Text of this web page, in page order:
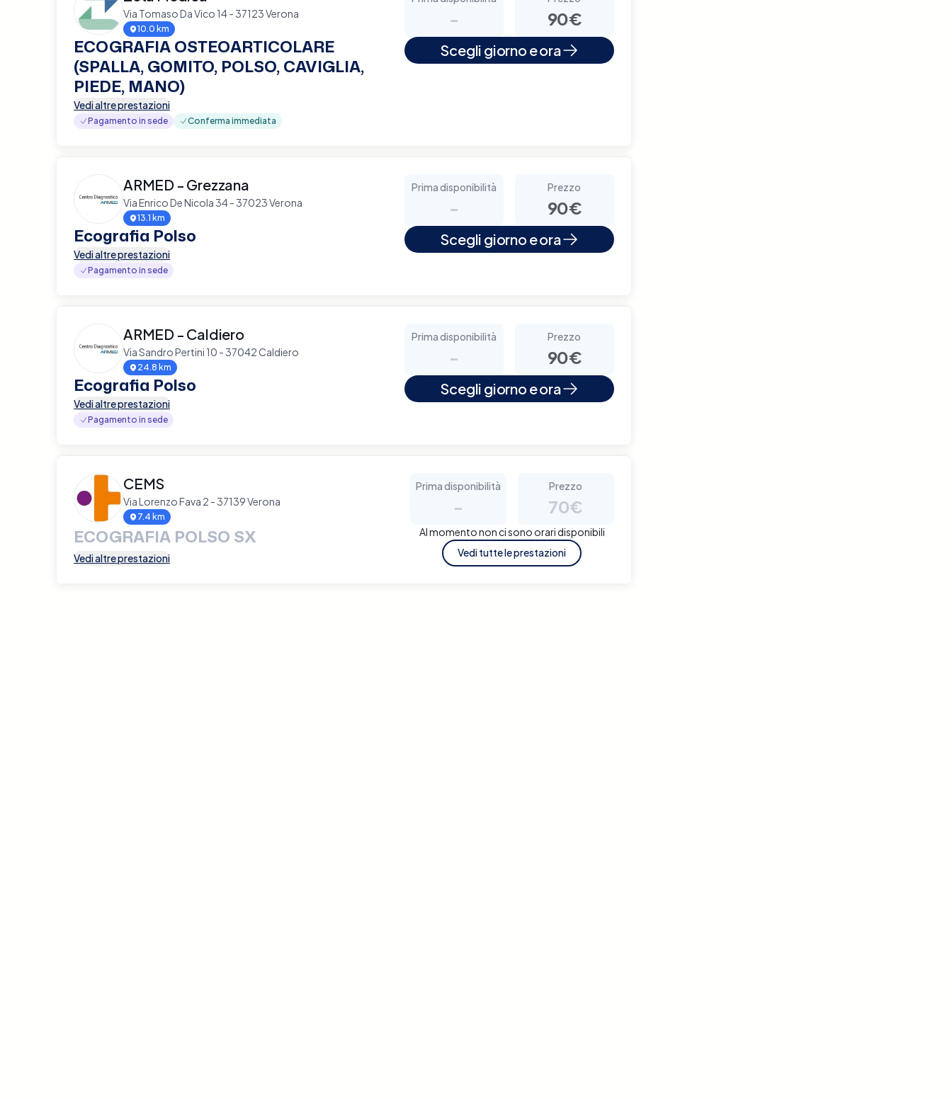
Via Tomaso Da Vico 14 - 37123 Verona
10.0 km
ECOGRAFIA OSTEOARTICOLARE
(SPALLA, GOMITO, POLSO, CAVIGLIA,
PIEDE, MANO)
Vedi altre prestazioni
Pagamento in sede Conferma immediata
- 90€
Scegli giorno e ora
ARMED - Grezzana
Via Enrico De Nicola 34 - 37023 Verona
13.1 km
Ecografia Polso
Vedi altre prestazioni
Pagamento in sede
Prima disponibilità
-
Prezzo
90€
Scegli giorno e ora
ARMED - Caldiero
Via Sandro Pertini 10 - 37042 Caldiero
24.8 km
Ecografia Polso
Vedi altre prestazioni
Pagamento in sede
Prima disponibilità
-
Prezzo
90€
Scegli giorno e ora
CEMS
Via Lorenzo Fava 2 - 37139 Verona
7.4 km
ECOGRAFIA POLSO SX
Vedi altre prestazioni
Prima disponibilità
-
Prezzo
70€
Al momento non ci sono orari disponibili
Vedi tutte le prestazioni